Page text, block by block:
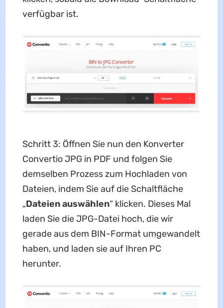
verfügbar ist.
Schritt 3: Öffnen Sie nun den Konverter
Convertio JPG in PDF und folgen Sie
demselben Prozess zum Hochladen von
Dateien, indem Sie auf die Schaltfläche
„Dateien auswählen“ klicken. Dieses Mal
laden Sie die JPG-Datei hoch, die wir
gerade aus dem BIN-Format umgewandelt
haben, und laden sie auf Ihren PC
herunter.